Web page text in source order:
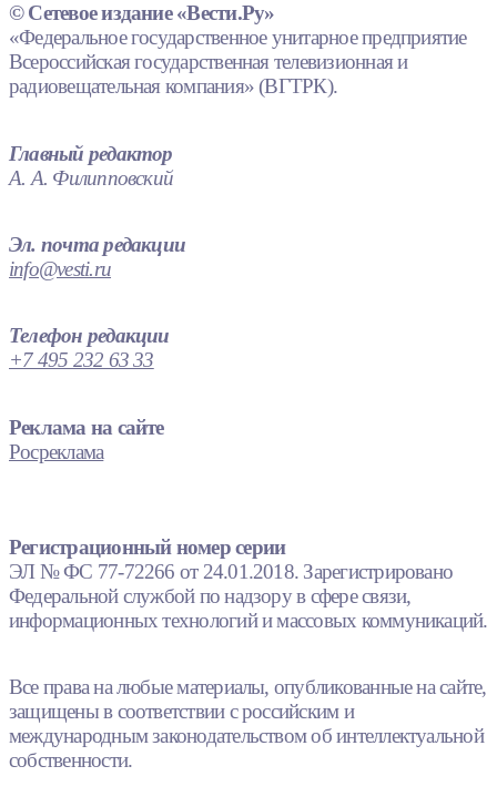
© Сетевое издание «Вести.Ру»
«Федеральное государственное унитарное предприятие
Всероссийская государственная телевизионная и
радиовещательная компания» (ВГТРК).
Главный редактор
А. А. Филипповский
Эл. почта редакции
info@vesti.ru
Телефон редакции
+7 495 232 63 33
Реклама на сайте
Росреклама
Регистрационный номер серии
ЭЛ № ФС 77-72266 от 24.01.2018. Зарегистрировано
Федеральной службой по надзору в сфере связи,
информационных технологий и массовых коммуникаций.
Все права на любые материалы, опубликованные на сайте,
защищены в соответствии с российским и
международным законодательством об интеллектуальной
собственности.